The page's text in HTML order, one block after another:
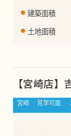
建築面積
土地面積
【宮崎店】
宮崎 見学可能